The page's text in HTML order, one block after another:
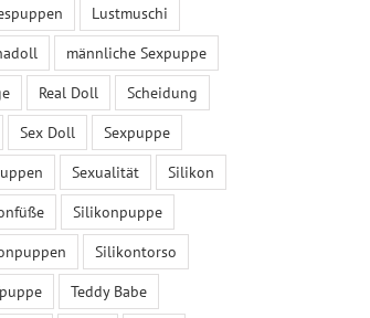
Lustmuschi
männliche Sexpuppe
Real Doll
Scheidung
Sex Doll
Sexpuppe
Sexualität
Silikon
Silikonpuppe
Silikontorso
Teddy Babe